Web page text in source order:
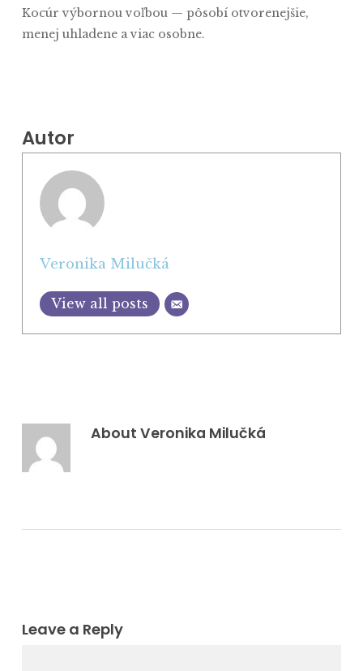
Kocúr výbornou voľbou — pôsobí otvorenejšie,
menej uhladene a viac osobne.
Autor
Veronika Milučká
View all posts
About Veronika Milučká
Leave a Reply